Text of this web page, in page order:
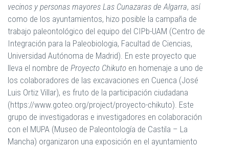
vecinos y personas mayores Las Cunazaras de Algarra, así
como de los ayuntamientos, hizo posible la campaña de
trabajo paleontológico del equipo del CIPb-UAM (Centro de
Integración para la Paleobiologia, Facultad de Ciencias,
Universidad Autónoma de Madrid). En este proyecto que
lleva el nombre de Proyecto Chikuto en homenaje a uno de
los colaboradores de las excavaciones en Cuenca (José
Luis Ortiz Villar), es fruto de la participación ciudadana
(https://www.goteo.org/project/proyecto-chikuto). Este
grupo de investigadoras e investigadores en colaboración
con el MUPA (Museo de Paleontología de Castila – La
Mancha) organizaron una exposición en el ayuntamiento